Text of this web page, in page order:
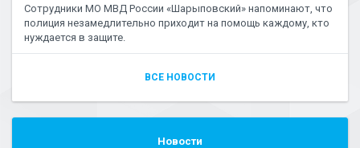
Сотрудники МО МВД России «Шарыповский» напоминают, что
полиция незамедлительно приходит на помощь каждому, кто
нуждается в защите.
ВСЕ НОВОСТИ
Новости